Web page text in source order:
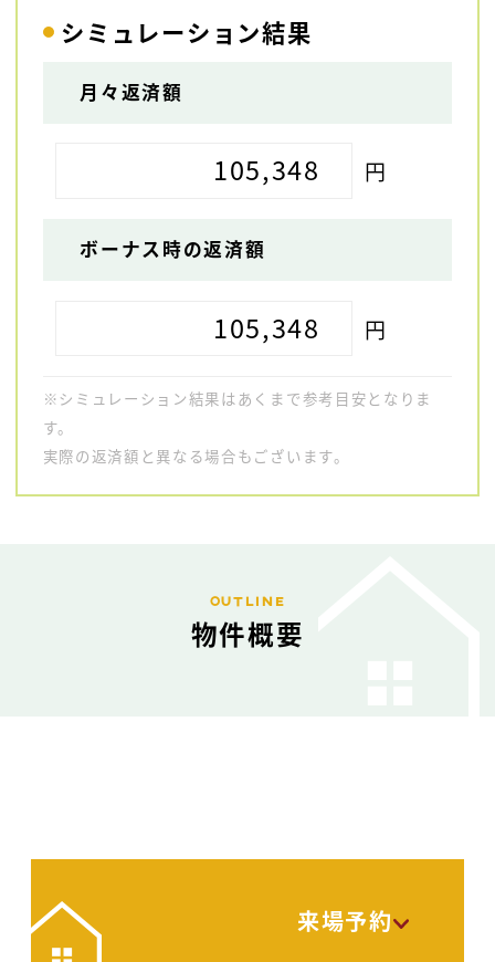
シミュレーション結果
月々返済額
105,348 円
ボーナス時の返済額
105,348 円
※シミュレーション結果はあくまで参考目安となりま
す。
実際の返済額と異なる場合もございます。
OUTLINE
物件概要
来場予約